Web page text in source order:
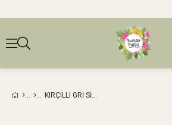
KIRÇILLI GRI SIYAH RENKTE VISKON SENTETIK İNTERLOK ÖRME (EN 160 CM X BOY 205 CM)